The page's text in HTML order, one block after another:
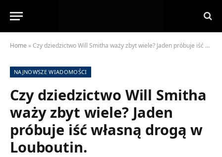
Home »Czy dziedzictwo Will Smitha waży zbyt wiele? Jaden próbuje iść własną drogą w Louboutin.
NAJNOWSZE WIADOMOŚCI
Czy dziedzictwo Will Smitha
waży zbyt wiele? Jaden
próbuje iść własną drogą w
Louboutin.